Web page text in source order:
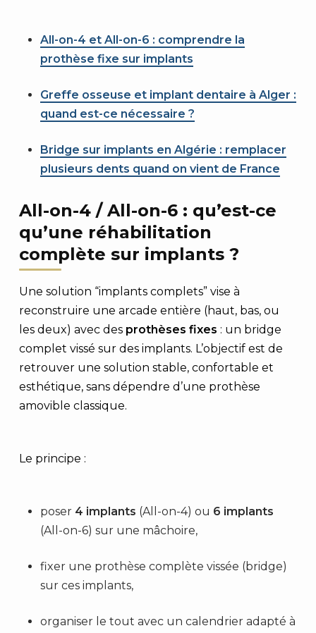
All-on-4 et All-on-6 : comprendre la
prothèse fixe sur implants
Greffe osseuse et implant dentaire à Alger :
quand est-ce nécessaire ?
Bridge sur implants en Algérie : remplacer
plusieurs dents quand on vient de France
All-on-4 / All-on-6 : qu’est-ce
qu’une réhabilitation
complète sur implants ?
Une solution “implants complets” vise à
reconstruire une arcade entière (haut, bas, ou
les deux) avec des prothèses fixes : un bridge
complet vissé sur des implants. L’objectif est de
retrouver une solution stable, confortable et
esthétique, sans dépendre d’une prothèse
amovible classique.
Le principe :
poser 4 implants (All-on-4) ou 6 implants
(All-on-6) sur une mâchoire,
fixer une prothèse complète vissée (bridge)
sur ces implants,
organiser le tout avec un calendrier adapté à